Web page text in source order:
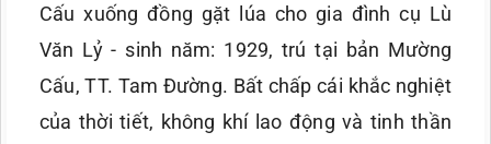
Cấu xuống đồng gặt lúa cho gia đình cụ Lù
Văn Lỷ - sinh năm: 1929, trú tại bản Mường
Cấu, TT. Tam Đường. Bất chấp cái khắc nghiệt
của thời tiết, không khí lao động và tinh thần